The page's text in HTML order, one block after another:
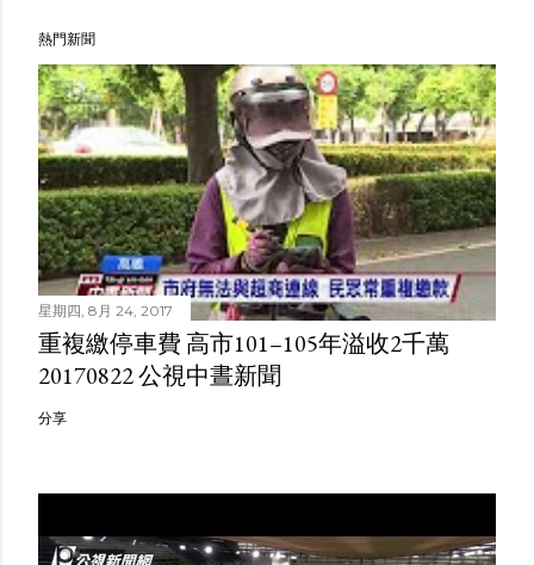
熱門新聞
星期四, 8月 24, 2017
重複繳停車費 高市101–105年溢收2千萬
20170822 公視中晝新聞
分享